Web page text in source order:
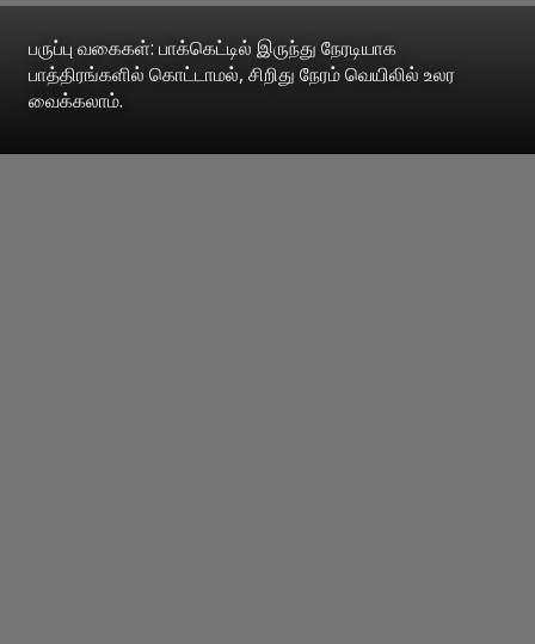
பருப்பு வகைகள்: பாக்கெட்டில் இருந்து நேரடியாக
பாத்திரங்களில் கொட்டாமல், சிறிது நேரம் வெயிலில் உலர
வைக்கலாம்.